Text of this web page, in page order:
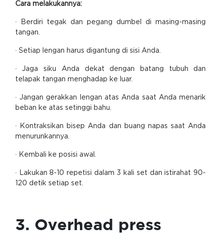
Cara melakukannya:
· Berdiri tegak dan pegang dumbel di masing-masing
tangan.
· Setiap lengan harus digantung di sisi Anda.
· Jaga siku Anda dekat dengan batang tubuh dan
telapak tangan menghadap ke luar.
· Jangan gerakkan lengan atas Anda saat Anda menarik
beban ke atas setinggi bahu.
· Kontraksikan bisep Anda dan buang napas saat Anda
menurunkannya.
· Kembali ke posisi awal.
· Lakukan 8-10 repetisi dalam 3 kali set dan istirahat 90-
120 detik setiap set.
3. Overhead press